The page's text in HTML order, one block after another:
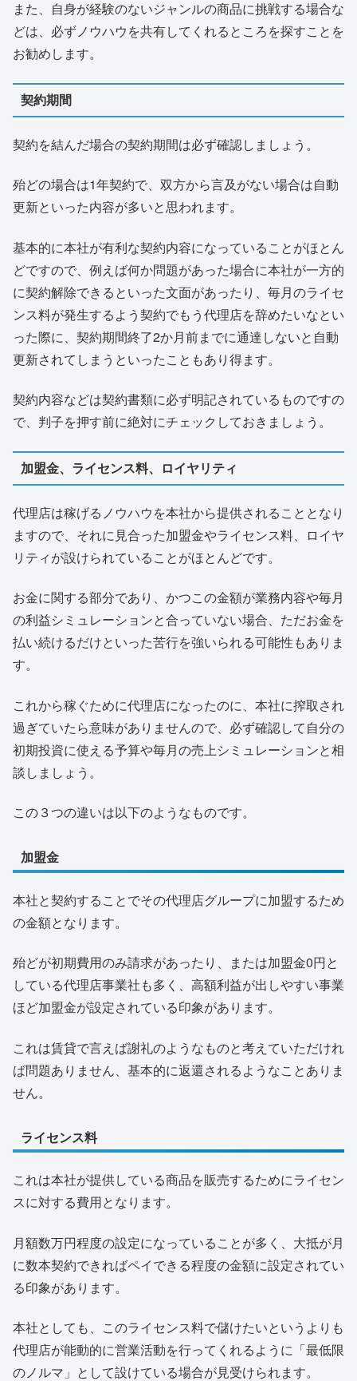
また、自身が経験のないジャンルの商品に挑戦する場合な
どは、必ずノウハウを共有してくれるところを探すことを
お勧めします。
契約期間
契約を結んだ場合の契約期間は必ず確認しましょう。
殆どの場合は1年契約で、双方から言及がない場合は自動
更新といった内容が多いと思われます。
基本的に本社が有利な契約内容になっていることがほとん
どですので、例えば何か問題があった場合に本社が一方的
に契約解除できるといった文面があったり、毎月のライセ
ンス料が発生するよう契約でもう代理店を辞めたいなとい
った際に、契約期間終了2か月前までに通達しないと自動
更新されてしまうといったこともあり得ます。
契約内容などは契約書類に必ず明記されているものですの
で、判子を押す前に絶対にチェックしておきましょう。
加盟金、ライセンス料、ロイヤリティ
代理店は稼げるノウハウを本社から提供されることとなり
ますので、それに見合った加盟金やライセンス料、ロイヤ
リティが設けられていることがほとんどです。
お金に関する部分であり、かつこの金額が業務内容や毎月
の利益シミュレーションと合っていない場合、ただお金を
払い続けるだけといった苦行を強いられる可能性もありま
す。
これから稼ぐために代理店になったのに、本社に搾取され
過ぎていたら意味がありませんので、必ず確認して自分の
初期投資に使える予算や毎月の売上シミュレーションと相
談しましょう。
この３つの違いは以下のようなものです。
加盟金
本社と契約することでその代理店グループに加盟するため
の金額となります。
殆どが初期費用のみ請求があったり、または加盟金0円と
している代理店事業社も多く、高額利益が出しやすい事業
ほど加盟金が設定されている印象があります。
これは賃貸で言えば謝礼のようなものと考えていただけれ
ば問題ありません、基本的に返還されるようなことありま
せん。
ライセンス料
これは本社が提供している商品を販売するためにライセン
スに対する費用となります。
月額数万円程度の設定になっていることが多く、大抵が月
に数本契約できればペイできる程度の金額に設定されてい
る印象があります。
本社としても、このライセンス料で儲けたいというよりも
代理店が能動的に営業活動を行ってくれるように「最低限
のノルマ」として設けている場合が見受けられます。